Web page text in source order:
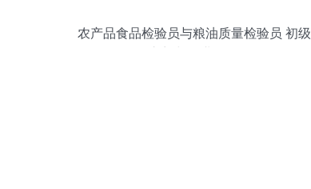
农产品食品检验员与粮油质量检验员 初级